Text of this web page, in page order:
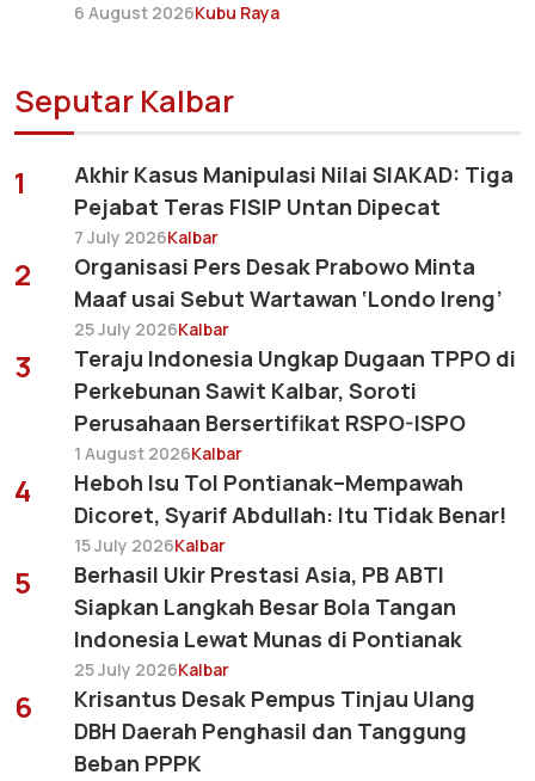
6 August 2026Kubu Raya
Seputar Kalbar
1
Akhir Kasus Manipulasi Nilai SIAKAD: Tiga
Pejabat Teras FISIP Untan Dipecat
7 July 2026Kalbar
2
Organisasi Pers Desak Prabowo Minta
Maaf usai Sebut Wartawan ‘Londo Ireng’
25 July 2026Kalbar
3
Teraju Indonesia Ungkap Dugaan TPPO di
Perkebunan Sawit Kalbar, Soroti
Perusahaan Bersertifikat RSPO-ISPO
1 August 2026Kalbar
4
Heboh Isu Tol Pontianak–Mempawah
Dicoret, Syarif Abdullah: Itu Tidak Benar!
15 July 2026Kalbar
5
Berhasil Ukir Prestasi Asia, PB ABTI
Siapkan Langkah Besar Bola Tangan
Indonesia Lewat Munas di Pontianak
25 July 2026Kalbar
6
Krisantus Desak Pempus Tinjau Ulang
DBH Daerah Penghasil dan Tanggung
Beban PPPK